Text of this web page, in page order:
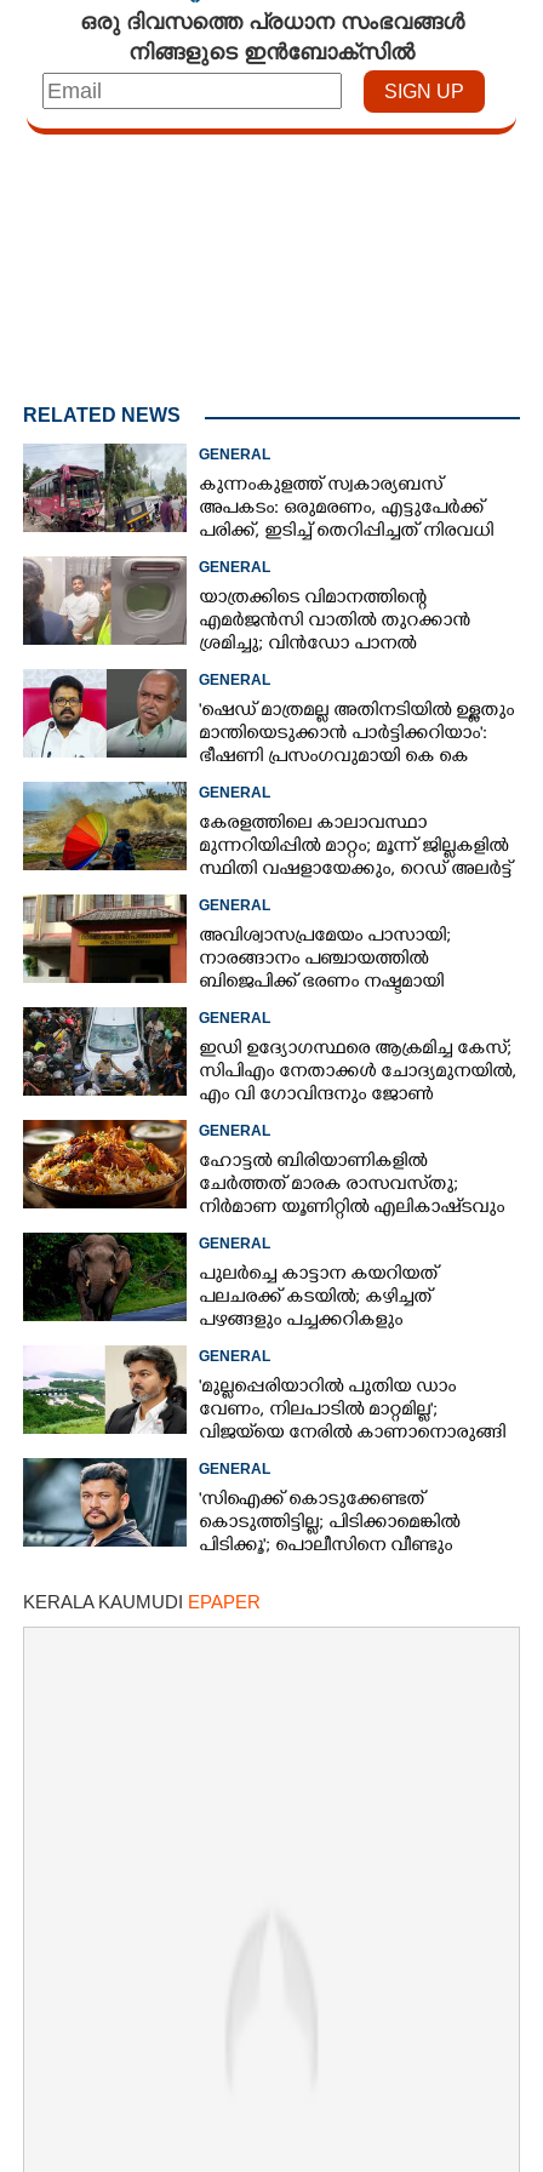
ഒരു ദിവസത്തെ പ്രധാന സംഭവങ്ങൾ
നിങ്ങളുടെ ഇൻബോക്സിൽ
RELATED NEWS
GENERAL
കുന്നംകുളത്ത് സ്വകാര്യബസ്
അപകടം: ഒരുമരണം, എട്ടുപേർക്ക്
പരിക്ക്, ഇടിച്ച് തെറിപ്പിച്ചത് നിരവധി
വാഹനങ്ങളെ
GENERAL
യാത്രക്കിടെ വിമാനത്തിന്റെ
എമർജൻസി വാതിൽ തുറക്കാൻ
ശ്രമിച്ചു; വിൻഡോ പാനൽ
അടിച്ചുതകർത്തു,
നെടുമ്പാശേരിയിൽ മലയാളി
അറസ്റ്റിൽ
GENERAL
'ഷെഡ് മാത്രമല്ല അതിനടിയിൽ ഉള്ളതും
മാന്തിയെടുക്കാൻ പാർട്ടിക്കറിയാം':
ഭീഷണി പ്രസംഗവുമായി കെ കെ
രാഗേഷ്
GENERAL
കേരളത്തിലെ കാലാവസ്ഥാ
മുന്നറിയിപ്പിൽ മാറ്റം; മൂന്ന് ജില്ലകളിൽ
സ്ഥിതി വഷളായേക്കും, റെഡ് അലർട്ട്
GENERAL
അവിശ്വാസപ്രമേയം പാസായി;
നാരങ്ങാനം പഞ്ചായത്തിൽ
ബിജെപിക്ക് ഭരണം നഷ്ടമായി
GENERAL
ഇഡി ഉദ്യോഗസ്ഥരെ ആക്രമിച്ച കേസ്;
സിപിഎം നേതാക്കൾ ചോദ്യമുനയിൽ,
എം വി ഗോവിന്ദനും ജോൺ
ബ്രിട്ടാസിനും നോട്ടീസ്
GENERAL
ഹോട്ടൽ ബിരിയാണികളിൽ
ചേർത്തത് മാരക രാസവസ്‌തു;
നിർമാണ യൂണിറ്റിൽ എലികാഷ്‌ടവും
കുപ്പിച്ചില്ലും
GENERAL
പുലർച്ചെ കാട്ടാന കയറിയത്
പലചരക്ക് കടയിൽ; കഴിച്ചത്
പഴങ്ങളും പച്ചക്കറികളും
GENERAL
'മുല്ലപ്പെരിയാറിൽ പുതിയ ഡാം
വേണം, നിലപാടിൽ മാറ്റമില്ല';
വിജയ്‌യെ നേരിൽ കാണാനൊരുങ്ങി
കേരള സർക്കാർ
GENERAL
'സിഐക്ക് കൊടുക്കേണ്ടത്
കൊടുത്തിട്ടില്ല; പിടിക്കാമെങ്കിൽ
പിടിക്കൂ'; പൊലീസിനെ വീണ്ടും
KERALA KAUMUDI EPAPER